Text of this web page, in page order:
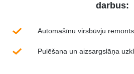
darbus:
Automašīnu virsbūvju
Pulēšana un aizsargslāņa